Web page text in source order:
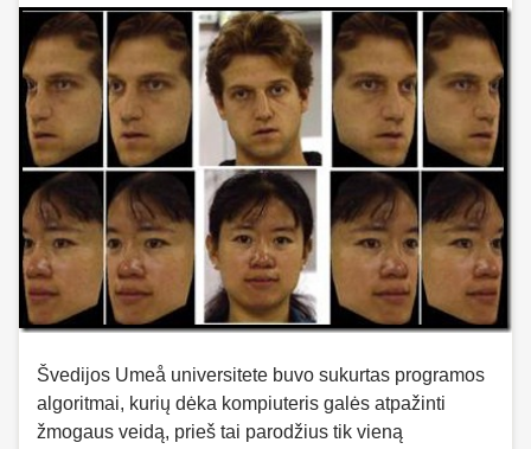
Švedijos Umeå universitete buvo sukurtas programos
algoritmai, kurių dėka kompiuteris galės atpažinti
žmogaus veidą, prieš tai parodžius tik vieną